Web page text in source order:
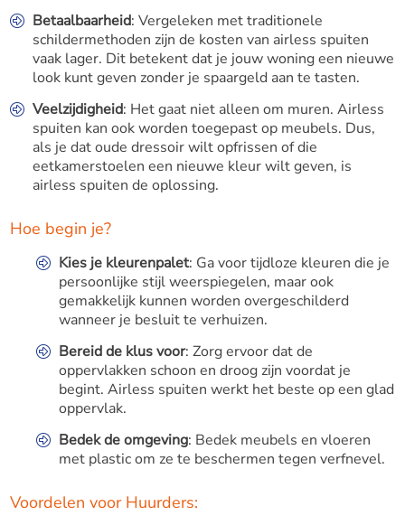
Betaalbaarheid: Vergeleken met traditionele
schildermethoden zijn de kosten van airless spuiten
vaak lager. Dit betekent dat je jouw woning een nieuwe
look kunt geven zonder je spaargeld aan te tasten.
Veelzijdigheid: Het gaat niet alleen om muren. Airless
spuiten kan ook worden toegepast op meubels. Dus,
als je dat oude dressoir wilt opfrissen of die
eetkamerstoelen een nieuwe kleur wilt geven, is
airless spuiten de oplossing.
Hoe begin je?
Kies je kleurenpalet: Ga voor tijdloze kleuren die je
persoonlijke stijl weerspiegelen, maar ook
gemakkelijk kunnen worden overgeschilderd
wanneer je besluit te verhuizen.
Bereid de klus voor: Zorg ervoor dat de
oppervlakken schoon en droog zijn voordat je
begint. Airless spuiten werkt het beste op een glad
oppervlak.
Bedek de omgeving: Bedek meubels en vloeren
met plastic om ze te beschermen tegen verfnevel.
Voordelen voor Huurders: